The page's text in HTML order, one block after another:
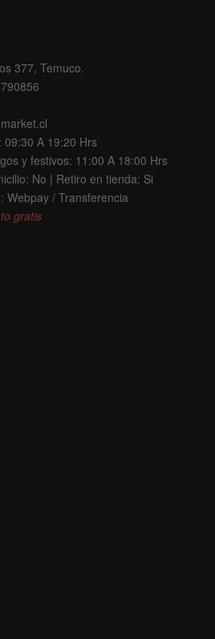
377, Temuco.
09:30 A 19:20 Hrs
y festivos: 11:00 A 18:00 Hrs
No | Retiro en tienda: Si
Webpay / Transferencia
gratis